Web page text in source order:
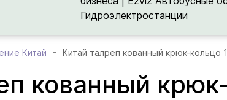
Гидроэлектростанции
Китай Китай талреп кованный крюк-кольцо
кованный